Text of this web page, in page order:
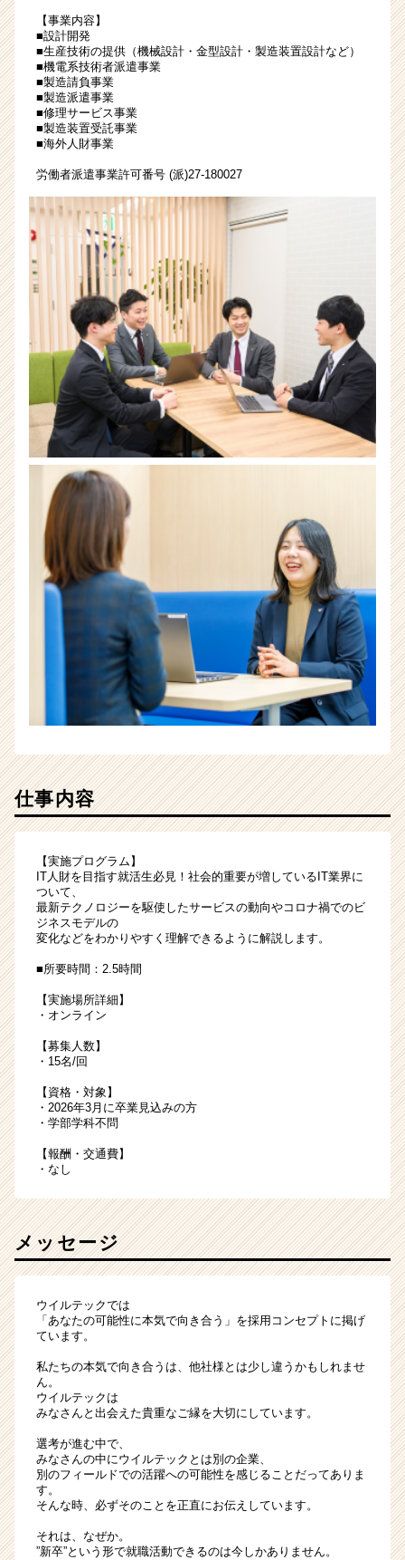
活
サ
ャ
リ
ア
【事業内容】
■設計開発
■生産技術の提供（機械設計・金型設計・製造装置設計など）
■機電系技術者派遣事業
■製造請負事業
■製造派遣事業
■修理サービス事業
■製造装置受託事業
■海外人財事業
労働者派遣事業許可番号 (派)27-180027
仕事内容
【実施プログラム】
IT人財を目指す就活生必見！社会的重要が増しているIT業界に
ついて、
最新テクノロジーを駆使したサービスの動向やコロナ禍でのビ
ジネスモデルの
変化などをわかりやすく理解できるように解説します。
■所要時間：2.5時間
【実施場所詳細】
・オンライン
【募集人数】
・15名/回
【資格・対象】
・2026年3月に卒業見込みの方
・学部学科不問
【報酬・交通費】
・なし
メッセージ
ウイルテックでは
「あなたの可能性に本気で向き合う」を採用コンセプトに掲げ
ています。
私たちの本気で向き合うは、他社様とは少し違うかもしれませ
ん。
ウイルテックは
みなさんと出会えた貴重なご縁を大切にしています。
選考が進む中で、
みなさんの中にウイルテックとは別の企業、
別のフィールドでの活躍への可能性を感じることだってありま
す。
そんな時、必ずそのことを正直にお伝えしています。
それは、なぜか。
”新卒”という形で就職活動できるのは今しかありません。